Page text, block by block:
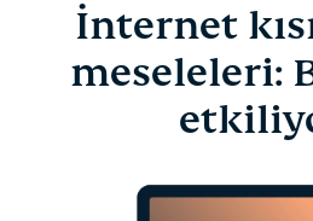
İnternet
meseleleri: